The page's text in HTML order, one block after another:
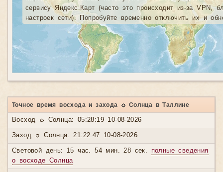
сервису Яндекс.Карт (часто это происходит из-за VPN,
настроек сети). Попробуйте временно отключить их и
Точное время восхода и захода ☼ Солнца в Таллине
Восход ☼ Солнца: 05:28:19 10-08-2026
Заход ☼ Солнца: 21:22:47 10-08-2026
Световой день: 15 час. 54 мин. 28 сек. полные сведения
о восходе Солнца